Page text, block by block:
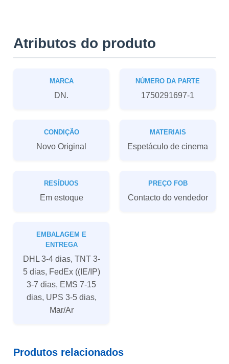
Atributos do produto
MARCA
DN.
NÚMERO DA PARTE
1750291697-1
CONDIÇÃO
Novo Original
MATERIAIS
Espetáculo de cinema
RESÍDUOS
Em estoque
PREÇO FOB
Contacto do vendedor
EMBALAGEM E
ENTREGA
DHL 3-4 dias, TNT 3-
5 dias, FedEx ((IE/IP)
3-7 dias, EMS 7-15
dias, UPS 3-5 dias,
Mar/Ar
Produtos relacionados